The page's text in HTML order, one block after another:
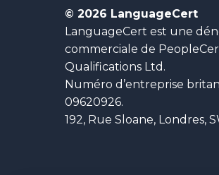
© 2026 LanguageCert
LanguageCert est une
commerciale de
Qualifications Ltd.
Numéro d’entreprise
09620926.
192, Rue Sloane, Londres,